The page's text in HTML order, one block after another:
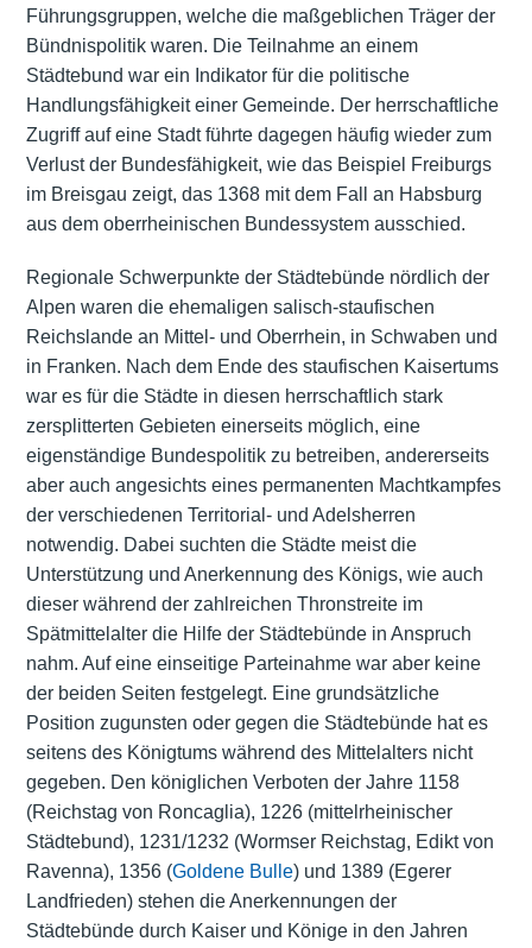
Führungsgruppen, welche die maßgeblichen Träger der
Bündnispolitik waren. Die Teilnahme an einem
Städtebund war ein Indikator für die politische
Handlungsfähigkeit einer Gemeinde. Der herrschaftliche
Zugriff auf eine Stadt führte dagegen häufig wieder zum
Verlust der Bundesfähigkeit, wie das Beispiel Freiburgs
im Breisgau zeigt, das 1368 mit dem Fall an Habsburg
aus dem oberrheinischen Bundessystem ausschied.
Regionale Schwerpunkte der Städtebünde nördlich der
Alpen waren die ehemaligen salisch-staufischen
Reichslande an Mittel- und Oberrhein, in Schwaben und
in Franken. Nach dem Ende des staufischen Kaisertums
war es für die Städte in diesen herrschaftlich stark
zersplitterten Gebieten einerseits möglich, eine
eigenständige Bundespolitik zu betreiben, andererseits
aber auch angesichts eines permanenten Machtkampfes
der verschiedenen Territorial- und Adelsherren
notwendig. Dabei suchten die Städte meist die
Unterstützung und Anerkennung des Königs, wie auch
dieser während der zahlreichen Thronstreite im
Spätmittelalter die Hilfe der Städtebünde in Anspruch
nahm. Auf eine einseitige Parteinahme war aber keine
der beiden Seiten festgelegt. Eine grundsätzliche
Position zugunsten oder gegen die Städtebünde hat es
seitens des Königtums während des Mittelalters nicht
gegeben. Den königlichen Verboten der Jahre 1158
(Reichstag von Roncaglia), 1226 (mittelrheinischer
Städtebund), 1231/1232 (Wormser Reichstag, Edikt von
Ravenna), 1356 (Goldene Bulle) und 1389 (Egerer
Landfrieden) stehen die Anerkennungen der
Städtebünde durch Kaiser und Könige in den Jahren